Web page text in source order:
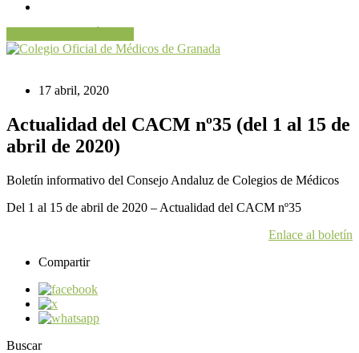
17 abril, 2020
Actualidad del CACM nº35 (del 1 al 15 de
abril de 2020)
Boletín informativo del Consejo Andaluz de Colegios de Médicos
Del 1 al 15 de abril de 2020 – Actualidad del CACM nº35
Enlace al boletín
Compartir
Buscar